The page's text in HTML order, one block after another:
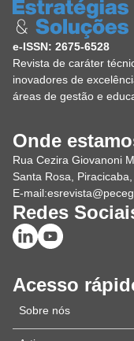
e-ISSN: 2675-6528
Revista de caráter
inovadores de
áreas de gestão e
Onde
Rua Cezira Giovanoni
Santa Rosa,
E-mail:
Redes
Acesso
Sobre nós